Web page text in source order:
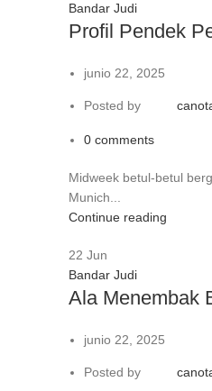
Bandar Judi
Profil Pendek
junio 22, 2025
Posted by
0 comments
Midweek betul-betul
Munich...
Continue reading
22 Jun
Bandar Judi
Ala Menembak
junio 22, 2025
Posted by